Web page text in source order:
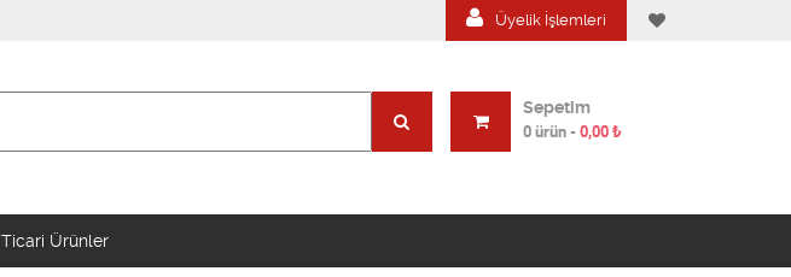
Üyelik İşlemleri
Sepetim
0 ürün - 0,00 ₺
Ticari Ürünler